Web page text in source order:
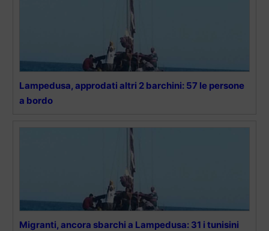
Lampedusa, approdati altri 2 barchini: 57 le persone
a bordo
Migranti, ancora sbarchi a Lampedusa: 31 i tunisini